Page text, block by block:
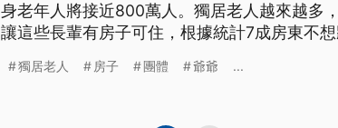
身老年人將接近800萬人。獨居老人越來越多
讓這些長輩有房子可住，根據統計7成房東不
獨居老人 房子 團體 爺爺 ...